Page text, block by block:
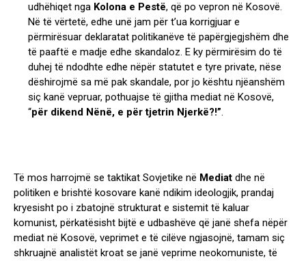
udhëhiqet nga Kolona e Pestë, që po vepron në Kosovë.
Në të vërtetë, edhe unë jam për t’ua korrigjuar e
përmirësuar deklaratat politikanëve të papërgjegjshëm dhe
të paaftë e madje edhe skandaloz. E ky përmirësim do të
duhej të ndodhte edhe nëpër statutet e tyre private, nëse
dëshirojmë sa më pak skandale, por jo kështu njëanshëm
siç kanë vepruar, pothuajse të gjitha mediat në Kosovë,
“për dikend Nënë, e për tjetrin Njerkë?!”.
Të mos harrojmë se taktikat Sovjetike në Mediat dhe në
politiken e brishtë kosovare kanë ndikim ideologjik, prandaj
kryesisht po i zbatojnë strukturat e sistemit të kaluar
komunist, përkatësisht bijtë e udbashëve që janë shefa nëpër
mediat në Kosovë, veprimet e të cilëve ngjasojnë, tamam siç
shkruajnë analistët kroat se janë veprime neokomuniste, të